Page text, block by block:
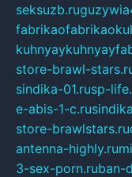
seksuzb.ru
store-brawl-
sindika-01.rusp-
e-abis-1-c.ru
store-brawlstars.ru
antenna-highly.ru
3-sex-porn.ruban-